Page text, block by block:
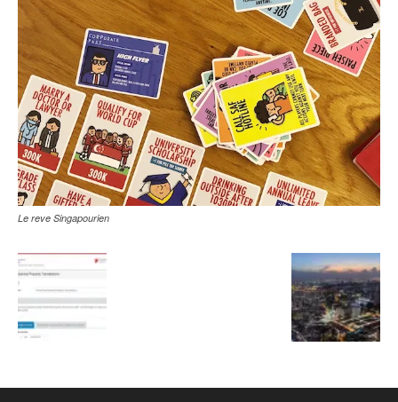
Le reve Singapourien